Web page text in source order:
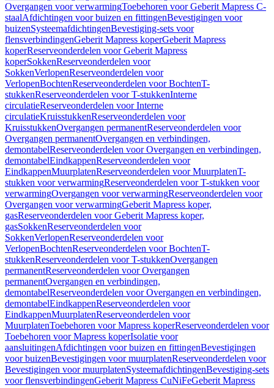
Overgangen voor verwarmingToebehoren voor Geberit Mapress C-
staalAfdichtingen voor buizen en fittingenBevestigingen voor
buizenSysteemafdichtingenBevestiging-sets voor
flensverbindingenGeberit Mapress koperGeberit Mapress
koperReserveonderdelen voor Geberit Mapress
koperSokkenReserveonderdelen voor
SokkenVerlopenReserveonderdelen voor
VerlopenBochtenReserveonderdelen voor BochtenT-
stukkenReserveonderdelen voor T-stukkenInterne
circulatieReserveonderdelen voor Interne
circulatieKruisstukkenReserveonderdelen voor
KruisstukkenOvergangen permanentReserveonderdelen voor
Overgangen permanentOvergangen en verbindingen,
demontabelReserveonderdelen voor Overgangen en verbindingen,
demontabelEindkappenReserveonderdelen voor
EindkappenMuurplatenReserveonderdelen voor MuurplatenT-
stukken voor verwarmingReserveonderdelen voor T-stukken voor
verwarmingOvergangen voor verwarmingReserveonderdelen voor
Overgangen voor verwarmingGeberit Mapress koper,
gasReserveonderdelen voor Geberit Mapress koper,
gasSokkenReserveonderdelen voor
SokkenVerlopenReserveonderdelen voor
VerlopenBochtenReserveonderdelen voor BochtenT-
stukkenReserveonderdelen voor T-stukkenOvergangen
permanentReserveonderdelen voor Overgangen
permanentOvergangen en verbindingen,
demontabelReserveonderdelen voor Overgangen en verbindingen,
demontabelEindkappenReserveonderdelen voor
EindkappenMuurplatenReserveonderdelen voor
MuurplatenToebehoren voor Mapress koperReserveonderdelen voor
Toebehoren voor Mapress koperIsolatie voor
aansluitingenAfdichtingen voor buizen en fittingenBevestigingen
voor buizenBevestigingen voor muurplatenReserveonderdelen voor
Bevestigingen voor muurplatenSysteemafdichtingenBevestiging-sets
voor flensverbindingenGeberit Mapress CuNiFeGeberit Mapress